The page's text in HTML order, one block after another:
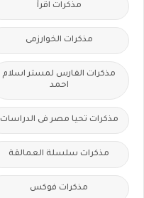
مذكرات اقرأ
مذكرات الخوارزمى
مذكرات الفارس لمستر اسلام
احمد
مذكرات تحيا مصر فى الدراسات
مذكرات سلسلة العمالقة
مذكرات فوكس